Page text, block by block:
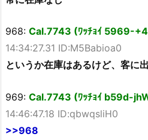
968: Cal.7743 (ﾜｯﾁｮｲ 5969-
14:34:27.31 ID:M5Babioa0
というか在庫はあるけど、客に
969: Cal.7743 (ﾜｯﾁｮｲ b59d-
14:46:47.18 ID:qbwqsliH0
>>968